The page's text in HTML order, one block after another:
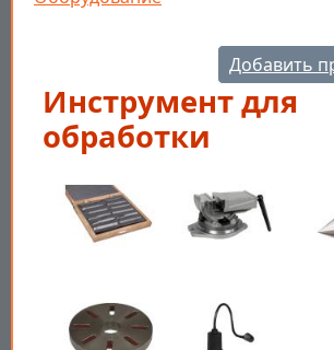
Добавить
Инструмент для
обработки